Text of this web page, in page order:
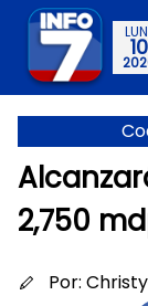
10
2,750
Por: